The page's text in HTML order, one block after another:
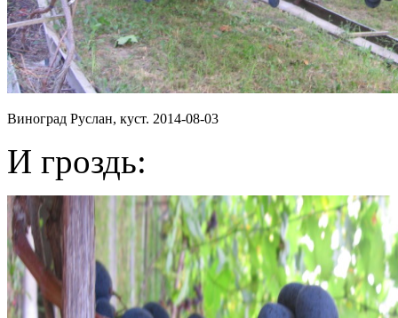
Виноград Руслан, куст. 2014-08-03
И гроздь: